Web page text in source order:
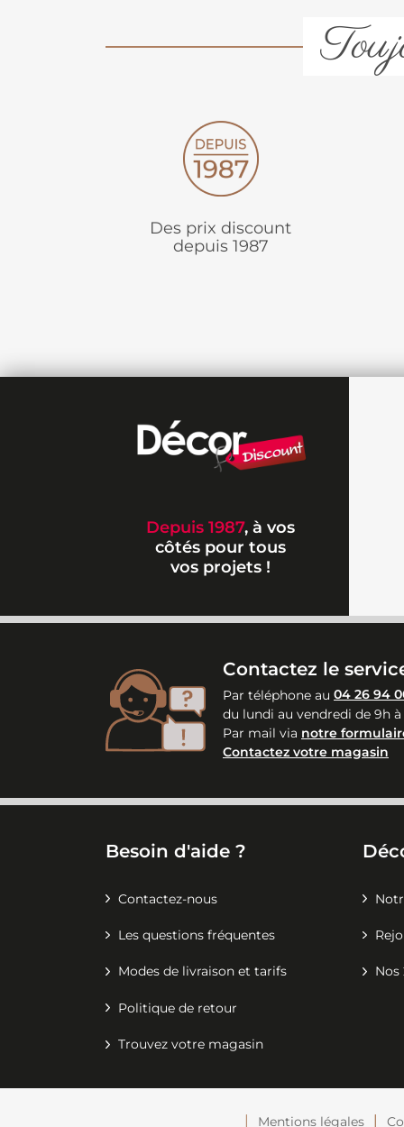
Des prix discount
depuis 1987
Depuis 1987, à vos
côtés pour tous
vos projets !
Contactez le
Par téléphone au 04 26 94
du lundi au vendredi de 9h à
Par mail via notre
Contactez votre magasin
Besoin d'aide ?
Contactez-nous
Les questions fréquentes
Modes de livraison et tarifs
Politique de retour
Trouvez votre magasin
Nos
Mentions légales